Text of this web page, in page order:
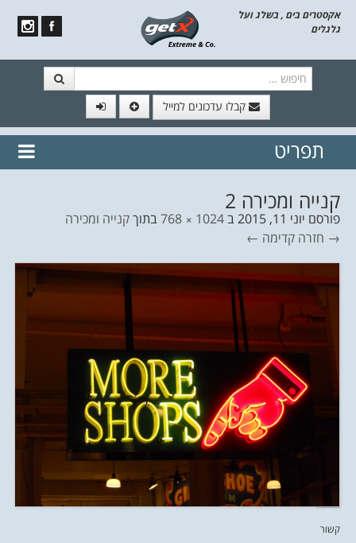
אקסטרים בים , בשלג ועל
גלגלים
קבלו עדכונים למייל
// הצטרף לרשימת תפוצה!
נשמח
תפריט
קנייה ומכירה 2
פורסם יוני 11, 2015 ב1024 × 768 בתוךקנייה ומכירה
→ חזרה קדימה ←
קשור